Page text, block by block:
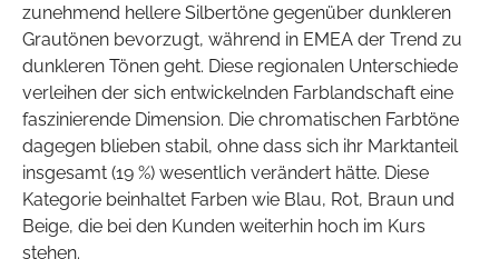
zunehmend hellere Silbertöne gegenüber dunkleren
Grautönen bevorzugt, während in EMEA der Trend zu
dunkleren Tönen geht. Diese regionalen Unterschiede
verleihen der sich entwickelnden Farblandschaft eine
faszinierende Dimension. Die chromatischen Farbtöne
dagegen blieben stabil, ohne dass sich ihr Marktanteil
insgesamt (19 %) wesentlich verändert hätte. Diese
Kategorie beinhaltet Farben wie Blau, Rot, Braun und
Beige, die bei den Kunden weiterhin hoch im Kurs
stehen.